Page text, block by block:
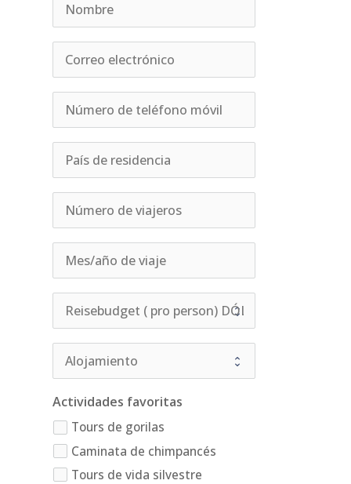
Actividades favoritas
Tours de gorilas
Caminata de chimpancés
Tours de vida silvestre